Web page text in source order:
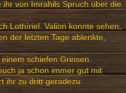
von Imrahils Spruch über die
Lothíriel. Valion konnte sehen,
der letzten Tage ablenkte,
schiefen Grinsen.
ja schon immer gut mit
ihr zu dritt geradezu